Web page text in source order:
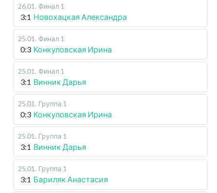
26.01 . Финал 1
3:1 Новохацкая Александра
25.01 . Финал 1
0:3 Конкуловская Ирина
25.01 . Финал 1
3:1 Винник Дарья
25.01 . Группа 1
0:3 Конкуловская Ирина
25.01 . Группа 1
3:1 Винник Дарья
25.01 . Группа 1
3:1 Бариляк Анастасия